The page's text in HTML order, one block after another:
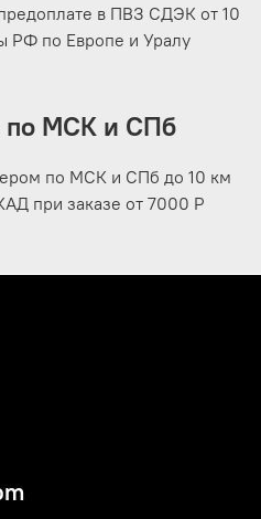
в ПВЗ СДЭК от 10
РФ по Европе и Уралу
по МСК и СПб
по МСК и СПб до 10 км
при заказе от 7000 Р